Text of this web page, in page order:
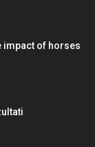
impact of horses